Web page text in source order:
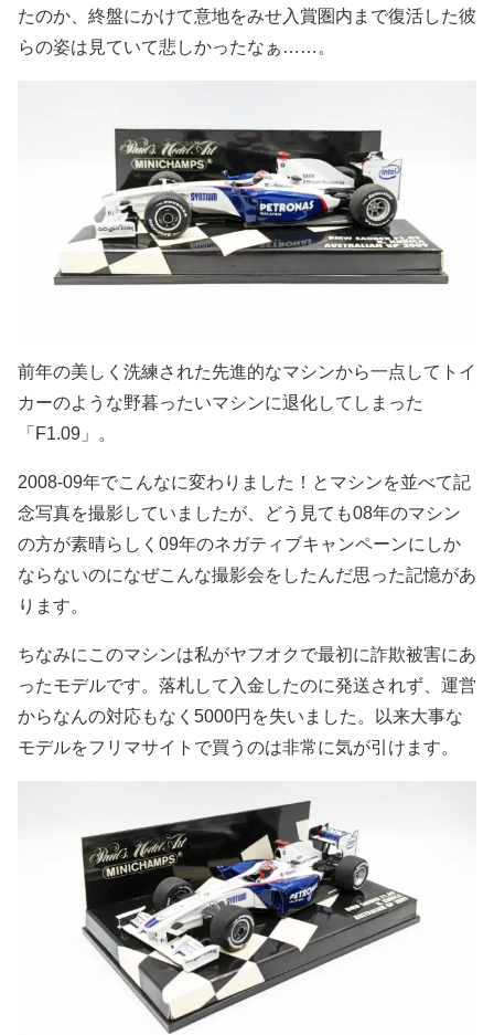
たのか、終盤にかけて意地をみせ入賞圏内まで復活した彼
らの姿は見ていて悲しかったなぁ……。
前年の美しく洗練された先進的なマシンから一点してトイ
カーのような野暮ったいマシンに退化してしまった
「F1.09」。
2008-09年でこんなに変わりました！とマシンを並べて記
念写真を撮影していましたが、どう見ても08年のマシン
の方が素晴らしく09年のネガティブキャンペーンにしか
ならないのになぜこんな撮影会をしたんだ思った記憶があ
ります。
ちなみにこのマシンは私がヤフオクで最初に詐欺被害にあ
ったモデルです。落札して入金したのに発送されず、運営
からなんの対応もなく5000円を失いました。以来大事な
モデルをフリマサイトで買うのは非常に気が引けます。